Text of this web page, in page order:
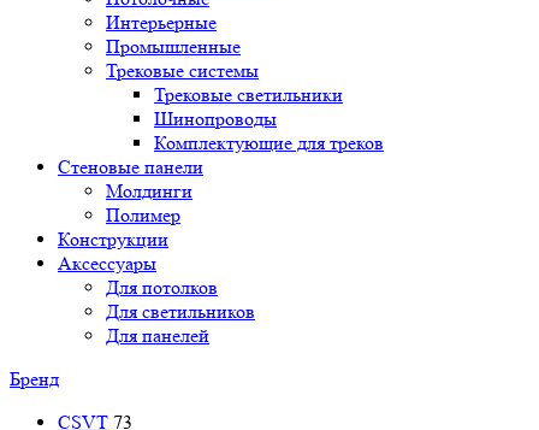
Интерьерные
Промышленные
Трековые системы
Трековые светильники
Шинопроводы
Комплектующие для треков
Стеновые панели
Молдинги
Полимер
Конструкции
Аксессуары
Для потолков
Для светильников
Для панелей
Бренд
CSVT 73